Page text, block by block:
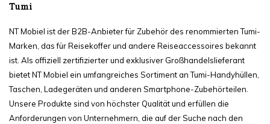
Tumi
NT Mobiel ist der B2B-Anbieter für Zubehör des renommierten Tumi-
Marken, das für Reisekoffer und andere Reiseaccessoires bekannt
ist. Als offiziell zertifizierter und exklusiver Großhandelslieferant
bietet NT Mobiel ein umfangreiches Sortiment an Tumi-Handyhüllen,
Taschen, Ladegeräten und anderen Smartphone-Zubehörteilen.
Unsere Produkte sind von höchster Qualität und erfüllen die
Anforderungen von Unternehmern, die auf der Suche nach den